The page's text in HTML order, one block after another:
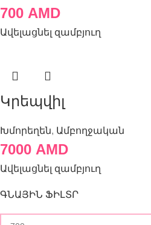
ԳՆԱՅԻՆ ՖԻԼՏՐ
700 AMD
Ավելացնել զամբյուղ
Կրեպվիլ
Խմորեղեն, Ամբողջական
7000 AMD
Ավելացնել զամբյուղ